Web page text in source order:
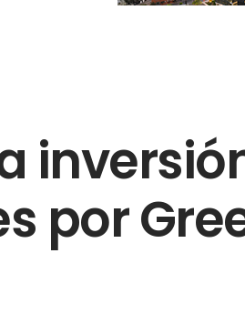
por